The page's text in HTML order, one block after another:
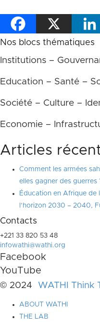
Nos blocs thématiques
Institutions –
Education – Santé –
Société – Culture –
Economie –
Articles
Comment les armées
elles gagner des guerres
Éducation en Afrique de
l’horizon 2030 – 2040,
Contacts
+221 33 820 53 48
infowathi@wathi.org
Facebook
YouTube
© 2024 WATHI Think
ABOUT WATHI
THE LAB